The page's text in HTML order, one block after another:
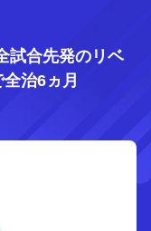
試合先発のリベ
治6ヵ月